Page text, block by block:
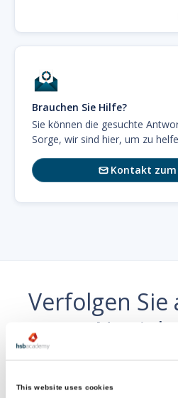
This website uses cookies
Brauchen Sie Hilfe?
Sie können die gesuchte
Sorge, wir sind hier, um zu
Kontakt zum
Verfolgen Sie